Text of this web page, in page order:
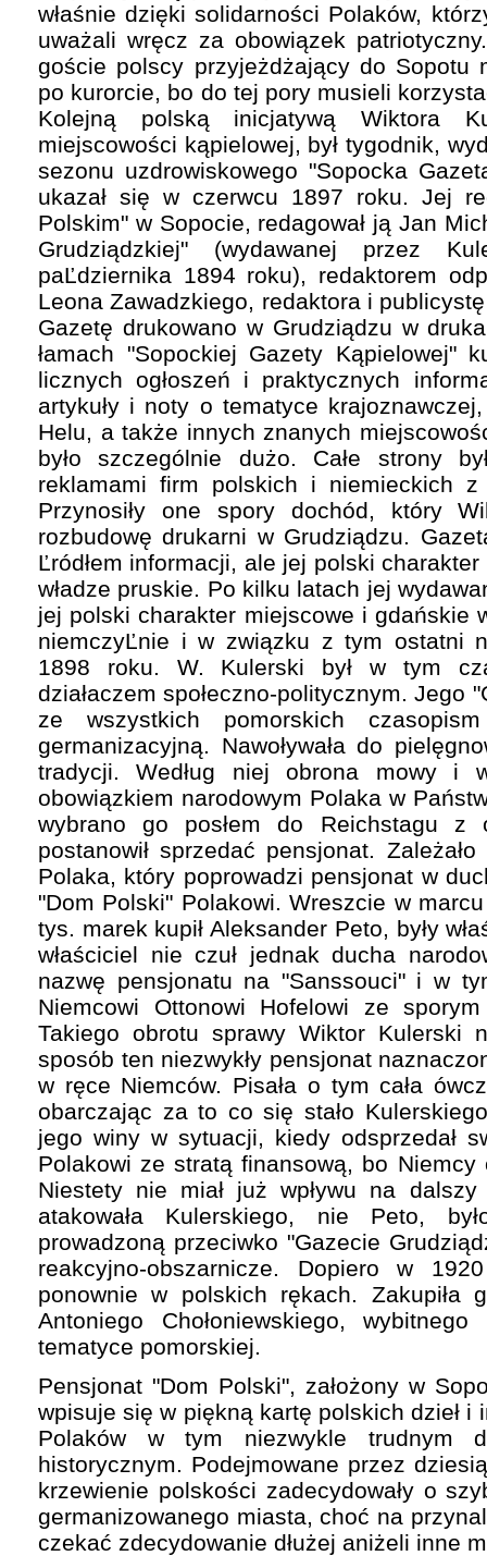
właśnie dzięki solidarności Polaków,
uważali wręcz za obowiązek
goście polscy przyjeżdżający do Sopotu
po kurorcie, bo do tej pory musieli
Kolejną polską inicjatywą Wiktora
miejscowości kąpielowej, był tygodnik,
sezonu uzdrowiskowego "Sopocka
ukazał się w czerwcu 1897 roku. Jej
Polskim" w Sopocie, redagował ją Jan
Grudziądzkiej" (wydawanej przez
paĽdziernika 1894 roku), redaktorem
Leona Zawadzkiego, redaktora i
Gazetę drukowano w Grudziądzu w
łamach "Sopockiej Gazety Kąpielowej"
licznych ogłoszeń i praktycznych
artykuły i noty o tematyce
Helu, a także innych znanych
było szczególnie dużo. Całe strony
reklamami firm polskich i niemieckich z
Przynosiły one spory dochód, który
rozbudowę drukarni w Grudziądzu.
Ľródłem informacji, ale jej polski
władze pruskie. Po kilku latach jej
jej polski charakter miejscowe i gdańskie
niemczyĽnie i w związku z tym ostatni
1898 roku. W. Kulerski był w tym
działaczem społeczno-politycznym. Jego
ze wszystkich pomorskich
germanizacyjną. Nawoływała do
tradycji. Według niej obrona mowy i
obowiązkiem narodowym Polaka w
wybrano go posłem do Reichstagu z
postanowił sprzedać pensjonat.
Polaka, który poprowadzi pensjonat w
"Dom Polski" Polakowi. Wreszcie w
tys. marek kupił Aleksander Peto, były
właściciel nie czuł jednak ducha
nazwę pensjonatu na "Sanssouci" i w
Niemcowi Ottonowi Hofelowi ze
Takiego obrotu sprawy Wiktor Kulerski
sposób ten niezwykły pensjonat
w ręce Niemców. Pisała o tym cała
obarczając za to co się stało
jego winy w sytuacji, kiedy odsprzedał
Polakowi ze stratą finansową, bo
Niestety nie miał już wpływu na
atakowała Kulerskiego, nie Peto,
prowadzoną przeciwko "Gazecie
reakcyjno-obszarnicze. Dopiero w
ponownie w polskich rękach. Zakupiła
Antoniego Chołoniewskiego,
tematyce pomorskiej.
Pensjonat "Dom Polski", założony w
wpisuje się w piękną kartę polskich dzieł
Polaków w tym niezwykle trudnym
historycznym. Podejmowane przez
krzewienie polskości zadecydowały o
germanizowanego miasta, choć na
czekać zdecydowanie dłużej aniżeli inne